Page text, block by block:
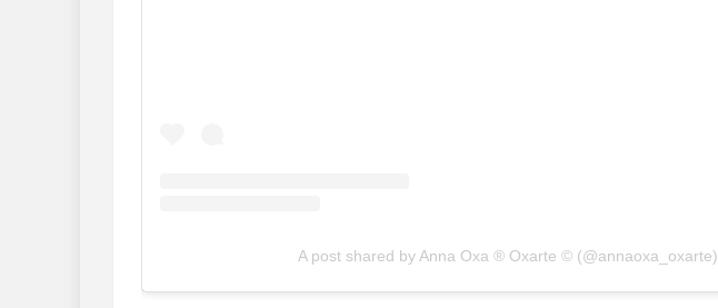
A post shared by Anna Oxa ® Oxarte © (@annaoxa_oxarte)